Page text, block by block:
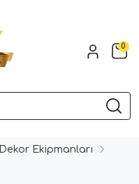
0
Dekor Ekipmanları